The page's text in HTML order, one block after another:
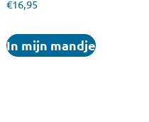
€16,95
In mijn mandje